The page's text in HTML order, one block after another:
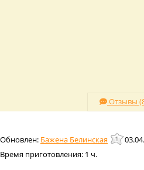
Отзывы
Бажена Белинская
Время приготовления: 1 ч.